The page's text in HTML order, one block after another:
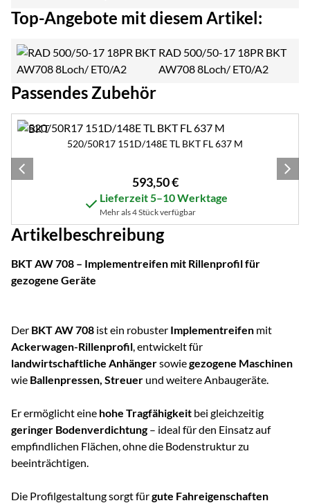
Top-Angebote mit diesem Artikel:
RAD 500/50-17 18PR BKT
AW708 8Loch/ ET0/A2
Passendes Zubehör
Zubehör überspringen
520/50R17 151D/148E TL BKT FL 637 M
593,50€
Lieferzeit 5–10 Werktage
Mehr als 4 Stück verfügbar
Artikelbeschreibung
BKT AW 708 – Implementreifen mit Rillenprofil für
gezogene Geräte
Der BKT AW 708 ist ein robuster Implementreifen mit
Ackerwagen-Rillenprofil , entwickelt für
landwirtschaftliche Anhängersowiegezogene Maschinen
wie Ballenpressen, Streuer und weitere Anbaugeräte.
Er ermöglicht eine hohe Tragfähigkeit bei gleichzeitig
geringer Bodenverdichtung– ideal für den Einsatz auf
empfindlichen Flächen, ohne die Bodenstruktur zu
beeinträchtigen.
Die Profilgestaltung sorgt fürgute Fahreigenschaften